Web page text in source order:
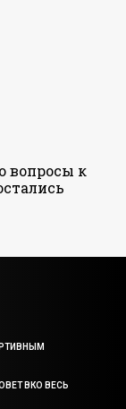
вопросы к
ВКО ВЕСЬ